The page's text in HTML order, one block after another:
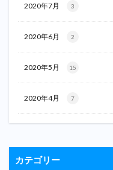
2020年7月 3
2020年6月 2
2020年5月 15
2020年4月 7
カテゴリー